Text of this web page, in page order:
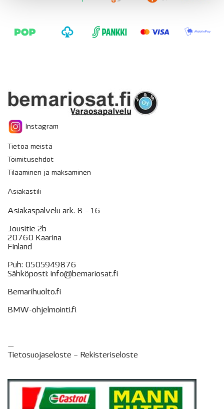
Instagram
Tietoa meistä
Toimitusehdot
Tilaaminen ja maksaminen
Asiakastili
Asiakaspalvelu ark. 8 – 16
Jousitie 2b
20760 Kaarina
Finland
Puh: 0505949876
Sähköposti: info@bemariosat.fi
Bemarihuolto.fi
BMW-ohjelmointi.fi
—
Tietosuojaseloste – Rekisteriseloste